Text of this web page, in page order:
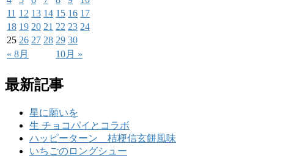
« 8月 10月 »
11 12 13 14 15 16 17
18 19 20 21 22 23 24
25 26 27 28 29 30
最新記事
星に願いを
生 チョコパイとコラボ
ハッピーターン 桔梗信玄餅風味
いちごのロングシュー